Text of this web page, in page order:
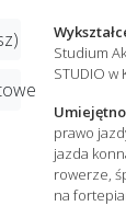
Studium
STUDIO w
prawo
jazda
rowerze,
na